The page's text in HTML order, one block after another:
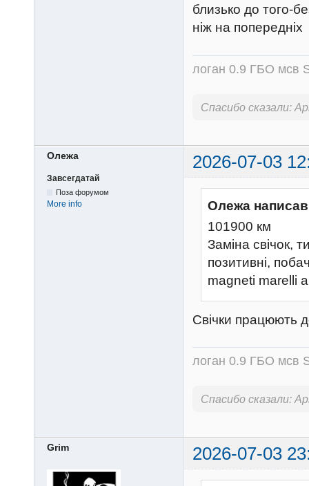
близько до того-
ніж на попередніх
логан 0.9 ГБО мсв
Спасибо сказали:
Олежа 2026-07-03
Завсегдатай
Поза форумом
More info
Олежа
101900 км
Заміна свічок,
позитивні,
magneti marelli
Свічки працюють
логан 0.9 ГБО мсв
Спасибо сказали:
Grim 2026-07-03